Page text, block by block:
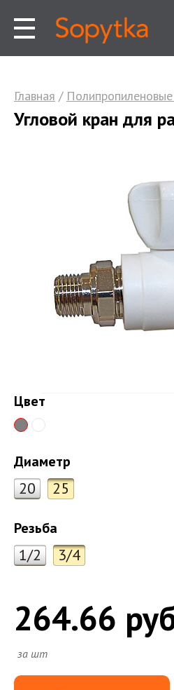
Главная /
Угловой кран для
Цвет
Диаметр
20 25
Резьба
1/2 3/4
264.66
за шт